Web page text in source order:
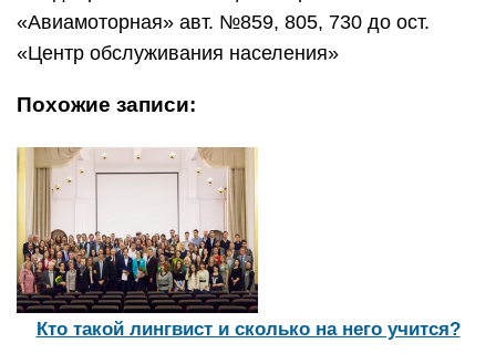
«Авиамоторная» авт. №859, 805, 730 до ост.
«Центр обслуживания населения»
Похожие записи:
Кто такой лингвист и сколько на него учится?